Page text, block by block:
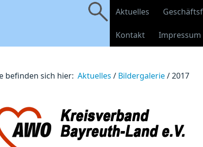
Aktuelles
Kontakt Impressum
befinden sich hier: Aktuelles / Bildergalerie/2017